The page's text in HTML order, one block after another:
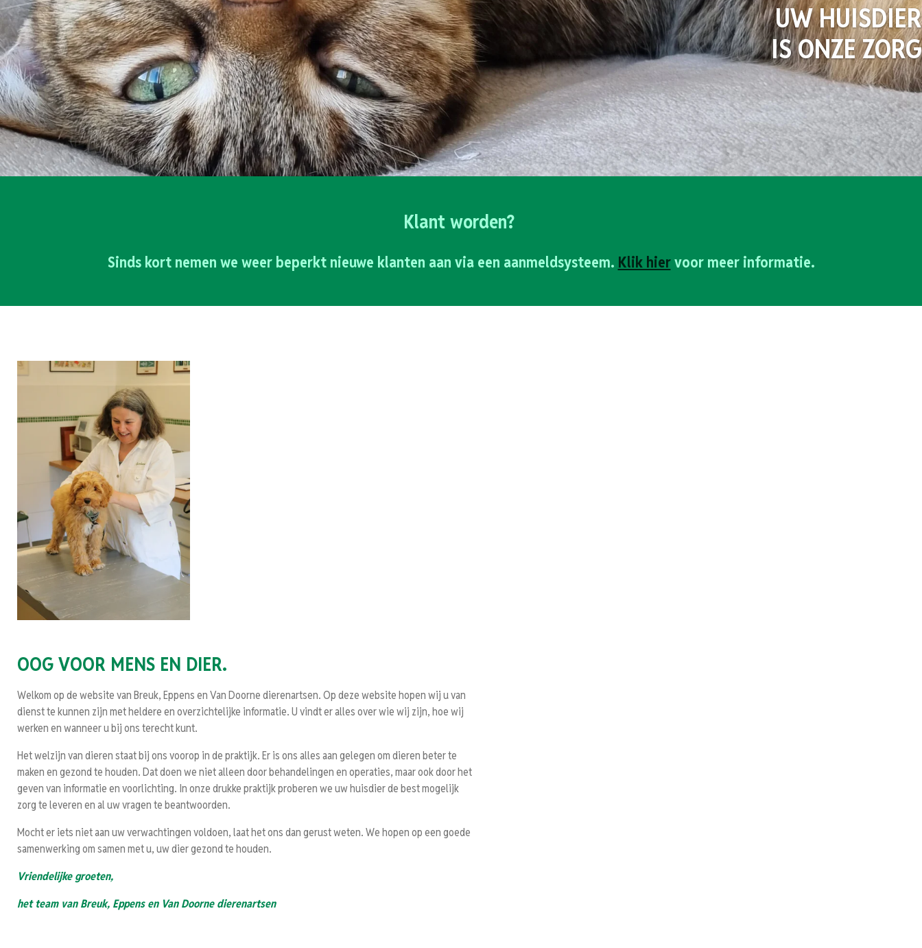
UW HUISDIER
IS ONZE ZORG
Klant worden?
Sinds kort nemen we weer beperkt nieuwe klanten aan via een aanmeldsysteem. Klik hiervoor meer informatie.
OOG VOOR MENS EN DIER.
Welkom op de website van Breuk, Eppens en Van Doorne dierenartsen. Op deze website hopen wij u van
dienst te kunnen zijn met heldere en overzichtelijke informatie. U vindt er alles over wie wij zijn, hoe wij
werken en wanneer u bij ons terecht kunt.
Het welzijn van dieren staat bij ons voorop in de praktijk. Er is ons alles aan gelegen om dieren beter te
maken en gezond te houden. Dat doen we niet alleen door behandelingen en operaties, maar ook door het
geven van informatie en voorlichting. In onze drukke praktijk proberen we uw huisdier de best mogelijk
zorg te leveren en al uw vragen te beantwoorden.
Mocht er iets niet aan uw verwachtingen voldoen, laat het ons dan gerust weten. We hopen op een goede
samenwerking om samen met u, uw dier gezond te houden.
Vriendelijke groeten,
het team van Breuk, Eppens en Van Doorne dierenartsen